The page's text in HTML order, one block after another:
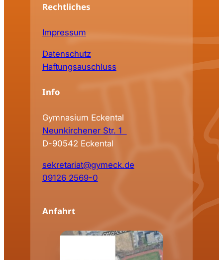
Rechtliches
Impressum
Datenschutz
Haftungsauschluss
Info
Gymnasium Eckental
Neunkirchener Str. 1
D-90542 Eckental
sekretariat@gymeck.de
09126 2569-0
Anfahrt